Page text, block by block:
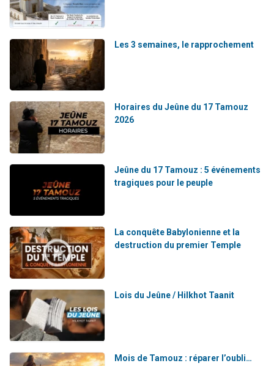
Il reste 49 places pour étudier en groupe sur Zoom
Eva vient de donner son Maasser
Eli vient de donner son Maasser
Les 3 semaines, le rapprochement
Horaires du Jeûne du 17 Tamouz
2026
Jeûne du 17 Tamouz : 5 événements
tragiques pour le peuple
La conquête Babylonienne et la
destruction du premier Temple
Lois du Jeûne / Hilkhot Taanit
Mois de Tamouz : réparer l’oubli…